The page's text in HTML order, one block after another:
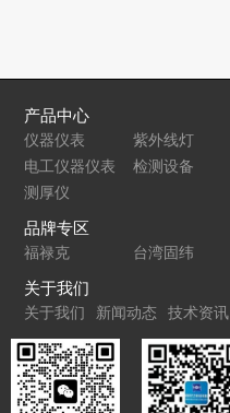
产品中心
仪器仪表 紫外线灯
电工仪器仪表
检测设备
测厚仪
品牌专区
福禄克 台湾固纬
关于我们
关于我们 新闻动态 技术资讯